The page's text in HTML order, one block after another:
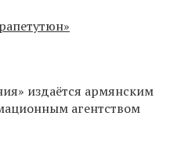
издаётся армянским
агентством